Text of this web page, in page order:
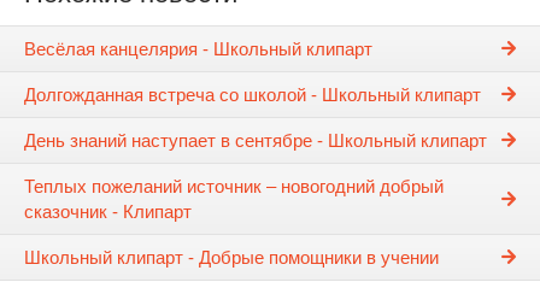
Весёлая канцелярия - Школьный клипарт
Долгожданная встреча со школой - Школьный клипарт
День знаний наступает в сентябре - Школьный клипарт
Теплых пожеланий источник – новогодний добрый
сказочник - Клипарт
Школьный клипарт - Добрые помощники в учении